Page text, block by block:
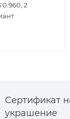
2
Сертификат
украшение